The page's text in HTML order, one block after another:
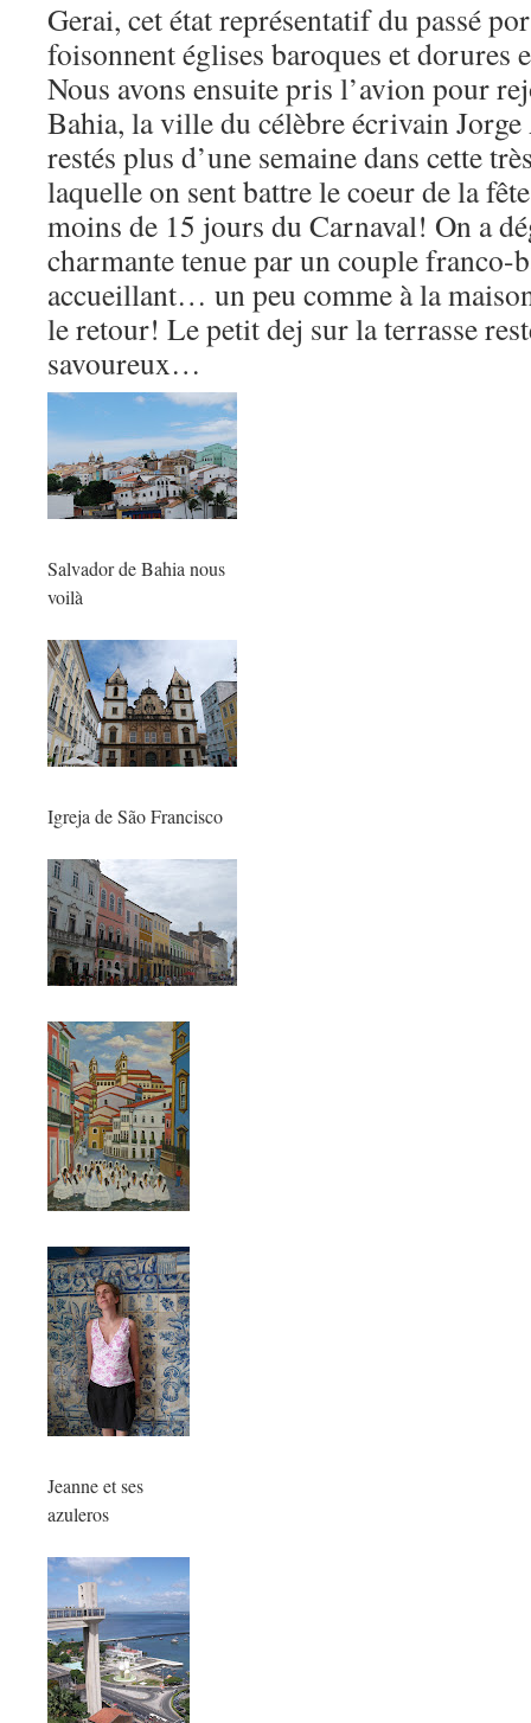
Gerai, cet état représentatif du passé
foisonnent églises baroques et dorures
Nous avons ensuite pris l’avion pour
Bahia, la ville du célèbre écrivain
restés plus d’une semaine dans cette
laquelle on sent battre le coeur de la
moins de 15 jours du Carnaval! On a
charmante tenue par un couple franco-
accueillant… un peu comme à la
le retour! Le petit dej sur la terrasse
savoureux…
Salvador de Bahia nous
voilà
Igreja de São Francisco
Jeanne et ses
azuleros